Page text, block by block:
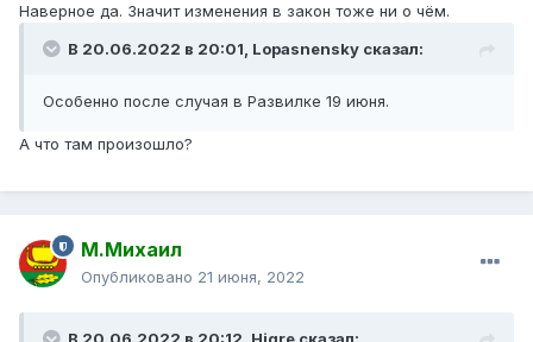
Наверное да. Значит изменения в закон тоже ни о чём.
В 20.06.2022 в 20:01, Lopasnensky сказал:
Особенно после случая в Развилке 19 июня.
А что там произошло?
М.Михаил
Опубликовано 21 июня, 2022